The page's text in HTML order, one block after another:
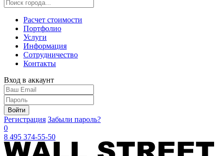
Расчет стоимости
Портфолио
Услуги
Информация
Сотрудничество
Контакты
Вход в аккаунт
Войти
Регистрация Забыли пароль?
0
8 495 374-55-50